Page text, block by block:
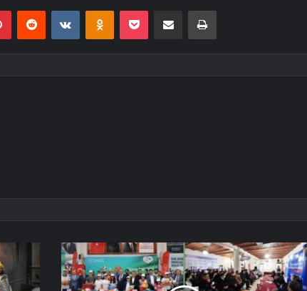
PinterestReddit VKontakteOdnoklassniki
Pocket E-Posta ile paylaş Yazdır